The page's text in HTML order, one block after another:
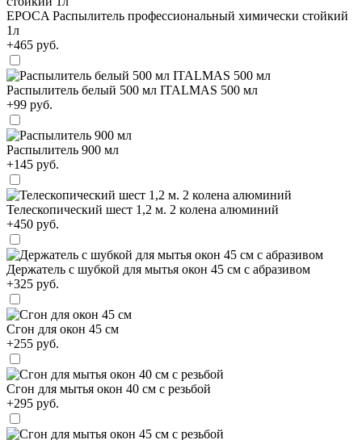
EPOCA Распылитель профессиональный химически стойкий
1л
+465 руб.
Распылитель белый 500 мл ITALMAS 500 мл
+99 руб.
Распылитель 900 мл
+145 руб.
Телескопический шест 1,2 м. 2 колена алюминий
+450 руб.
Держатель с шубкой для мытья окон 45 см с абразивом
+325 руб.
Сгон для окон 45 см
+255 руб.
Сгон для мытья окон 40 см с резьбой
+295 руб.